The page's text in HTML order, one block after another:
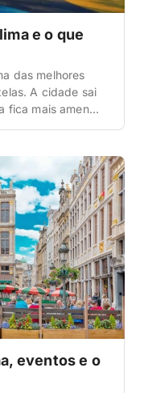
e o que
das melhores
A cidade sai
fica mais ameno,
série de eventos
foi como
eventos e o